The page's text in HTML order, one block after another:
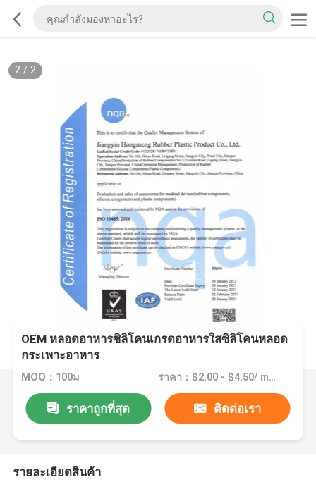
2/ 2
OEM หลอดอาหารซิลิโคนเกรดอาหารใสซิลิโคนหลอด
กระเพาะอาหาร
MOQ：100ม ราคา：$2.00 - $4.50/ meter |1000 meter/meters(Min. order)
ราคาถูกที่สุด ติดต่อเรา
รายละเอียดสินค้า